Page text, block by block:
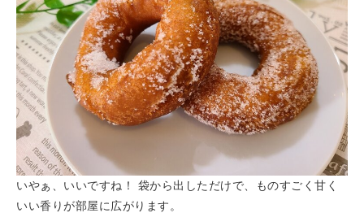
いやぁ、いいですね！ 袋から出しただけで、ものすごく甘く
いい香りが部屋に広がります。